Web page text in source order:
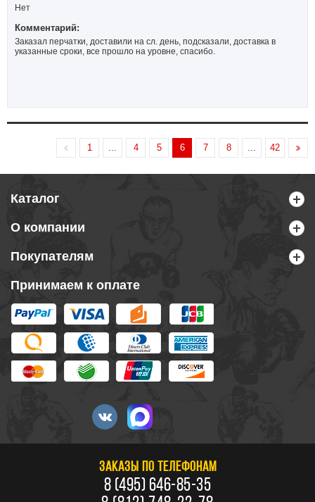
Нет
Комментарий:
Заказал перчатки, доставили на сл. день, подсказали, доставка в
указанные сроки, все прошло на уровне, спасибо.
1 4 5 6 7 8 42
Каталог
О компании
Покупателям
Принимаем к оплате
ЗАКАЗЫ ПО ТЕЛЕФОНАМ
8 (495) 646-85-35